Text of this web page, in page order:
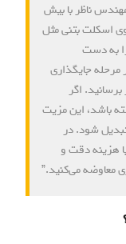
ناظر با بیش
اسکلت بتنی مثل
به دست
مرحله جایگذاری
اگر
باشد، این مزیت
شود. در
هزینه دقت و
معاوضه می‌کنید.”